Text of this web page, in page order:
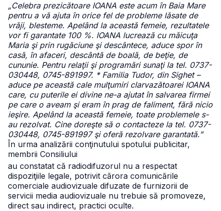
„Celebra prezicătoare IOANA este acum în Baia Mare
pentru a vă ajuta în orice fel de probleme lăsate de
vrăji, blesteme. Apelând la această femeie, rezultatele
vor fi garantate 100 %. IOANA lucrează cu măicuţa
Maria şi prin rugăciune şi descântece, aduce spor în
casă, în afaceri, descântă de boală, de beţie, de
cununie. Pentru relaţii şi programări sunaţi la tel. 0737-
030448, 0745-891997. * Familia Tudor, din Sighet –
aduce pe această cale mulţumiri clarvazătoarei IOANA
care, cu puterile ei divine ne-a ajutat în salvarea firmei
pe care o aveam şi eram în prag de faliment, fără nicio
ieşire. Apelând la această femeie, toate problemele s-
au rezolvat. Cine doreşte să o contacteze la tel. 0737-
030448, 0745-891997 şi oferă rezolvare garantată.”
În urma analizării conţinutului spotului publicitar,
membrii Consiliului
au constatat că radiodifuzorul nu a respectat
dispoziţiile legale, potrivit cărora comunicările
comerciale audiovizuale difuzate de furnizorii de
servicii media audiovizuale nu trebuie să promoveze,
direct sau indirect, practici oculte.